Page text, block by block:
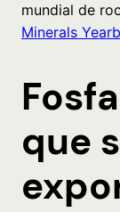
mundial de
Minerals
que